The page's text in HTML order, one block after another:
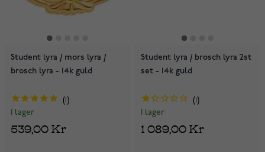
Student lyra / mors lyra /
brosch lyra - 14k guld
I lager
539,00 Kr
Student lyra / brosch lyra 2st
set - 14k guld
I lager
1 089,00 Kr